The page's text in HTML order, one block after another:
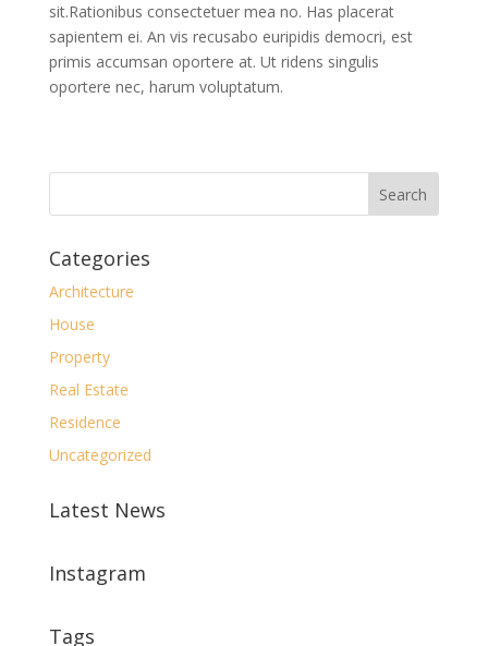
sit.Rationibus consectetuer mea no. Has placerat
sapientem ei. An vis recusabo euripidis democri, est
primis accumsan oportere at. Ut ridens singulis
oportere nec, harum voluptatum.
Categories
Architecture
House
Property
Real Estate
Residence
Uncategorized
Latest News
Instagram
Tags